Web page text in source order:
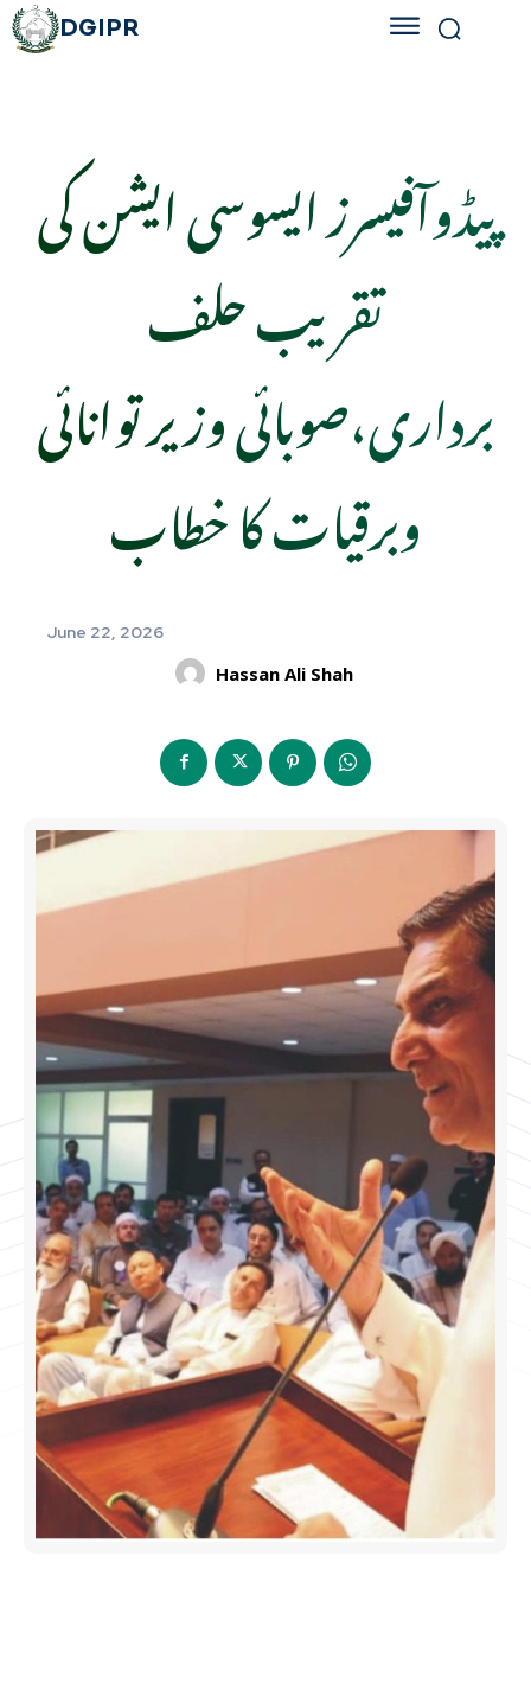
DGIPR
پیڈوآفیسرز ایسوسی ایشن کی
تقریب حلف
برداری،صوبائی وزیر توانائی
وبرقیات کا خطاب
June 22, 2026
Hassan Ali Shah